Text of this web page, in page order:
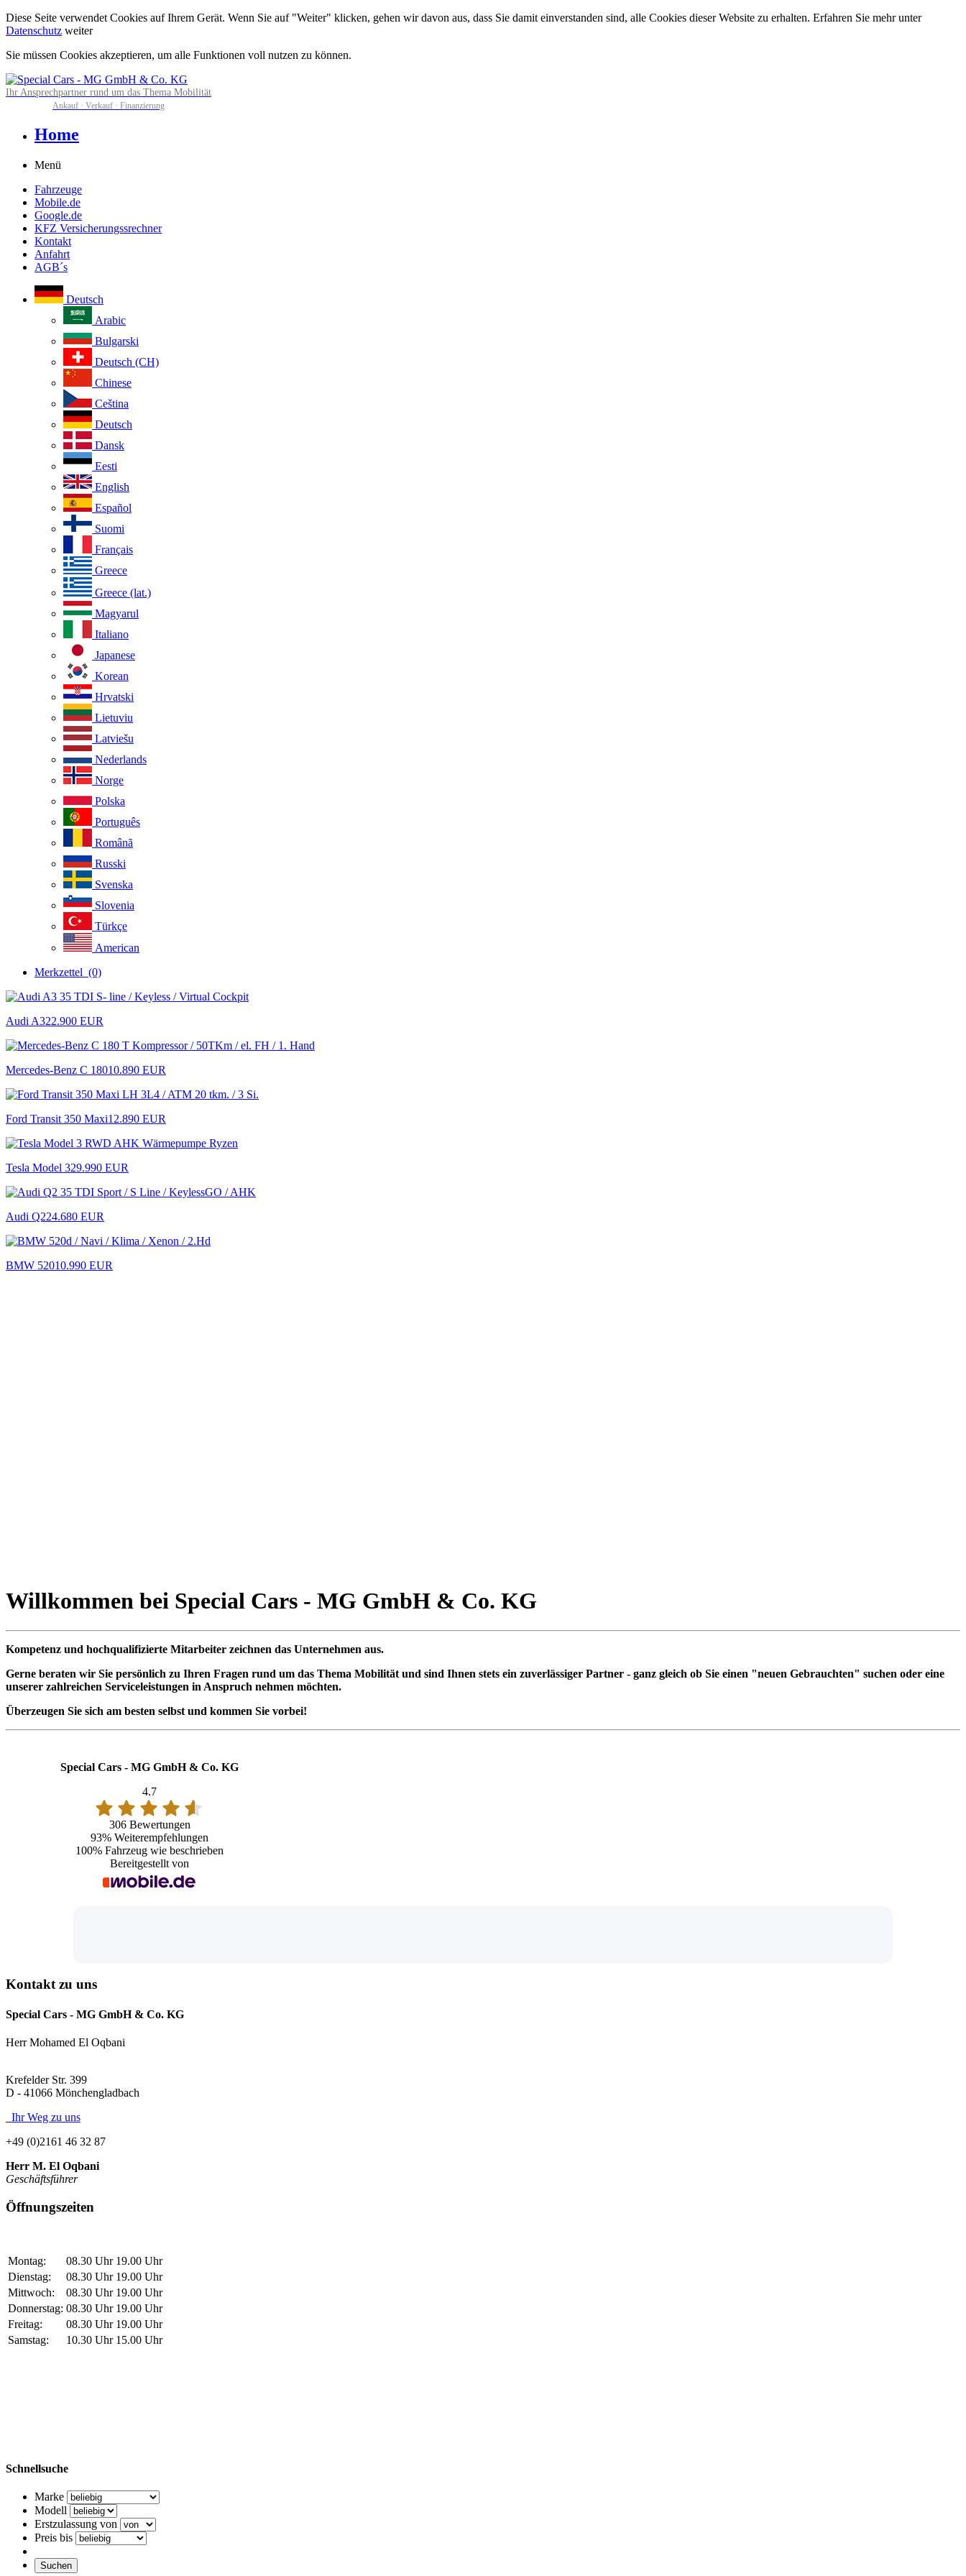
Diese Seite verwendet Cookies auf Ihrem Gerät. Wenn Sie auf "Weiter" klicken, gehen wir davon aus, dass Sie damit einverstanden sind, alle Cookies dieser Website zu erhalten. Erfahren Sie mehr unter
Datenschutz weiter
Sie müssen Cookies akzeptieren, um alle Funktionen voll nutzen zu können.
Ihr Ansprechpartner rund um das Thema Mobilität
Ankauf · Verkauf · Finanzierung
Home
Menü
Fahrzeuge
Mobile.de
Google.de
KFZ Versicherungssrechner
Kontakt
Anfahrt
AGB´s
Deutsch
Arabic
Bulgarski
Deutsch (CH)
Chinese
Ceština
Deutsch
Dansk
Eesti
English
Español
Suomi
Français
Greece
Greece (lat.)
Magyarul
Italiano
Japanese
Korean
Hrvatski
Lietuviu
Latviešu
Nederlands
Norge
Polska
Português
Românã
Russki
Svenska
Slovenia
Türkçe
American
Merkzettel (0)
Audi A322.900 EUR
Mercedes-Benz C 18010.890 EUR
Ford Transit 350 Maxi12.890 EUR
Tesla Model 329.990 EUR
Audi Q224.680 EUR
BMW 52010.990 EUR
BMW 218 Active Tourer16.390 EUR
Skoda Kodiaq29.900 EUR
25.900 EUR
8.900 EUR
Land Rover Freelander
Mercedes-Benz AMG GT S79.900 EUR
BMW 530 Gran Turismo14.900 EUR
Willkommen bei Special Cars - MG GmbH & Co. KG
Kompetenz und hochqualifizierte Mitarbeiter zeichnen das Unternehmen aus.
Gerne beraten wir Sie persönlich zu Ihren Fragen rund um das Thema Mobilität und sind Ihnen stets ein zuverlässiger Partner - ganz gleich ob Sie einen "neuen Gebrauchten" suchen oder eine
unserer zahlreichen Serviceleistungen in Anspruch nehmen möchten.
Überzeugen Sie sich am besten selbst und kommen Sie vorbei!
Special Cars - MG GmbH & Co. KG
4.7
306 Bewertungen
93% Weiterempfehlungen
100% Fahrzeug wie beschrieben
Bereitgestellt von
Kontakt zu uns
Special Cars - MG GmbH & Co. KG
Herr Mohamed El Oqbani
Krefelder Str. 399
D - 41066 Mönchengladbach
Ihr Weg zu uns
+49 (0)2161 46 32 87
Herr M. El Oqbani
Geschäftsführer
Öffnungszeiten
Montag: 08.30 Uhr 19.00 Uhr
Dienstag:
08.30 Uhr 19.00 Uhr
Mittwoch:
08.30 Uhr 19.00 Uhr
Donnerstag: 08.30 Uhr 19.00 Uhr
Freitag:
08.30 Uhr 19.00 Uhr
Samstag:
10.30 Uhr 15.00 Uhr
Schnellsuche
Marke
Modell
Erstzulassung von
Preis bis
Suchen